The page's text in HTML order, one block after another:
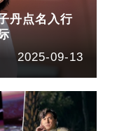
丹点名入行
2025-09-13